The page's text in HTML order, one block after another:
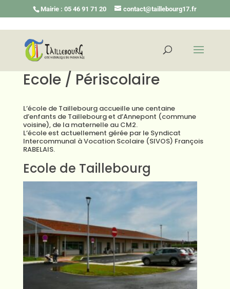
Mairie : 05 46 91 71 20 contact@taillebourg17.fr
Ecole / Périscolaire
L’école de Taillebourg accueille une centaine
d’enfants de Taillebourg et d’Annepont (commune
voisine), de la maternelle au CM2.
L’école est actuellement gérée par le Syndicat
Intercommunal à Vocation Scolaire (SIVOS) François
RABELAIS.
Ecole de Taillebourg